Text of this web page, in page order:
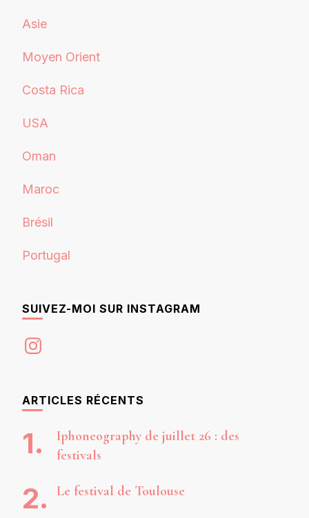
Asie
Moyen Orient
Costa Rica
USA
Oman
Maroc
Brésil
Portugal
SUIVEZ-MOI SUR INSTAGRAM
Instagram
ARTICLES RÉCENTS
Iphoneography de juillet 26 : des
festivals
Le festival de Toulouse